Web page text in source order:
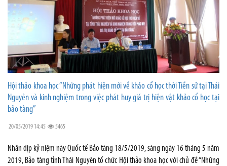
Hội thảo khoa học “Những phát hiện mới về khảo cổ học thời Tiền sử tại Thái
Nguyên và kinh nghiệm trong việc phát huy giá trị hiện vật khảo cổ học tại
bảo tàng”
20/05/2019 14:45 5465
Nhân dịp kỷ niệm này Quốc tế Bảo tàng 18/5/2019, sáng ngày 16 tháng 5 năm
2019, Bảo tàng tỉnh Thái Nguyên tổ chức Hội thảo khoa học với chủ đề “Những